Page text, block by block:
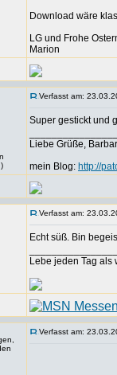
Download wäre
LG und Frohe
Marion
Verfasst am:
Super gestickt und
Liebe Grüße,
mein Blog: http://
Verfasst am:
Echt süß. Bin
Lebe jeden Tag als
Verfasst am: